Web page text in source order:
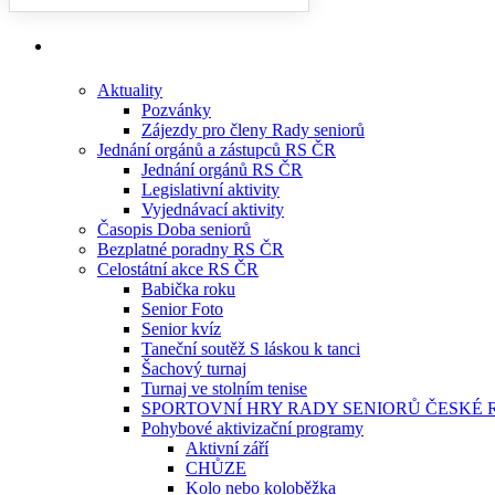
Aktuality
Pozvánky
Zájezdy pro členy Rady seniorů
Jednání orgánů a zástupců RS ČR
Jednání orgánů RS ČR
Legislativní aktivity
Vyjednávací aktivity
Časopis Doba seniorů
Bezplatné poradny RS ČR
Celostátní akce RS ČR
Babička roku
Senior Foto
Senior kvíz
Taneční soutěž S láskou k tanci
Šachový turnaj
Turnaj ve stolním tenise
SPORTOVNÍ HRY RADY SENIORŮ ČESKÉ
Pohybové aktivizační programy
Aktivní září
CHŮZE
Kolo nebo koloběžka